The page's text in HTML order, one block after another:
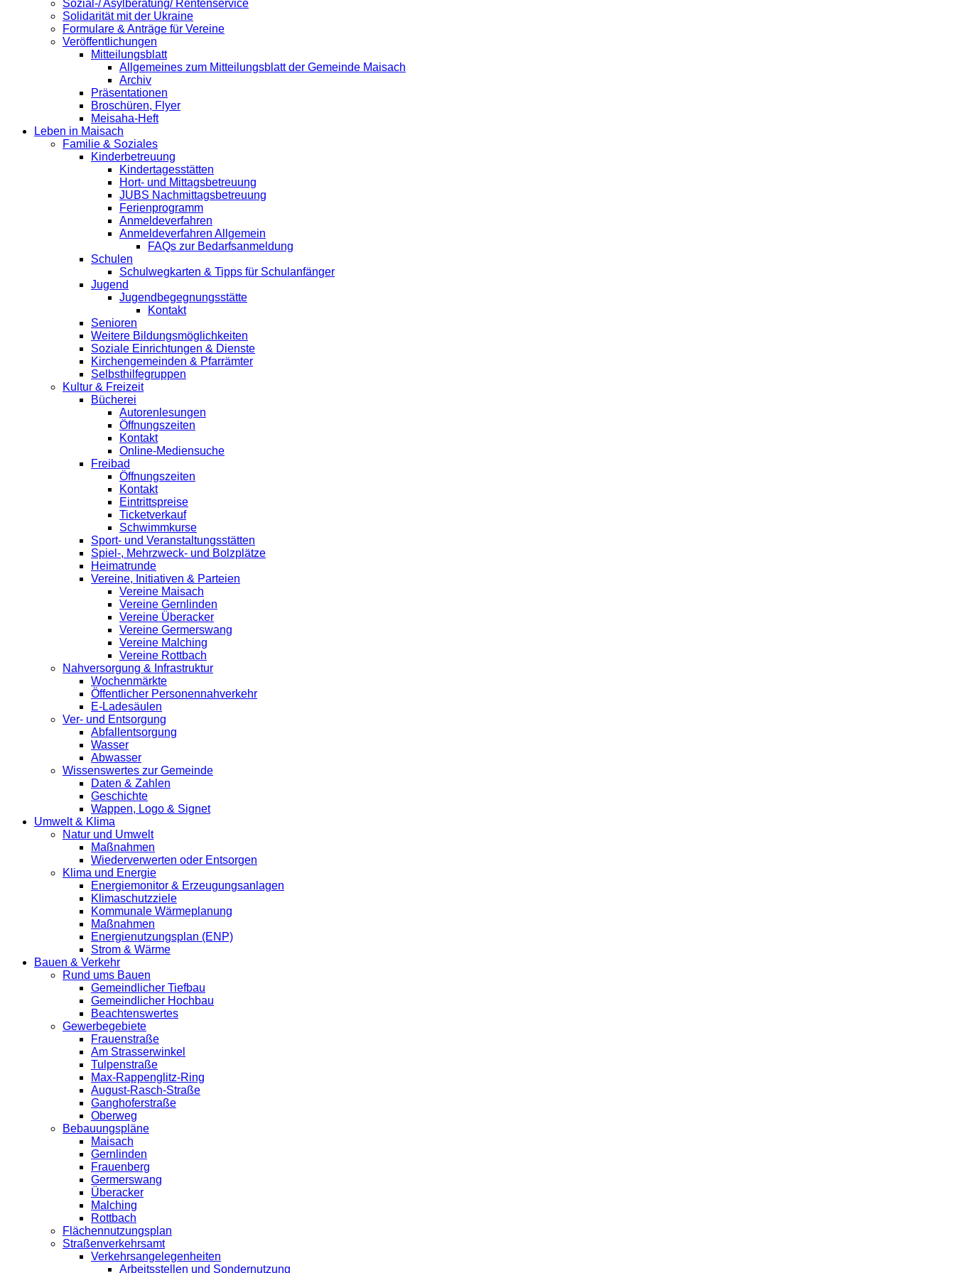
Sozial-/ Asylberatung/ Rentenservice
Solidarität mit der Ukraine
Formulare & Anträge für Vereine
Veröffentlichungen
Mitteilungsblatt
Allgemeines zum Mitteilungsblatt der Gemeinde Maisach
Archiv
Präsentationen
Broschüren, Flyer
Meisaha-Heft
Leben in Maisach
Familie & Soziales
Kinderbetreuung
Kindertagesstätten
Hort- und Mittagsbetreuung
JUBS Nachmittagsbetreuung
Ferienprogramm
Anmeldeverfahren
Anmeldeverfahren Allgemein
FAQs zur Bedarfsanmeldung
Schulen
Schulwegkarten & Tipps für Schulanfänger
Jugend
Jugendbegegnungsstätte
Kontakt
Senioren
Weitere Bildungsmöglichkeiten
Soziale Einrichtungen & Dienste
Kirchengemeinden & Pfarrämter
Selbsthilfegruppen
Kultur & Freizeit
Bücherei
Autorenlesungen
Öffnungszeiten
Kontakt
Online-Mediensuche
Freibad
Öffnungszeiten
Kontakt
Eintrittspreise
Ticketverkauf
Schwimmkurse
Sport- und Veranstaltungsstätten
Spiel-, Mehrzweck- und Bolzplätze
Heimatrunde
Vereine, Initiativen & Parteien
Vereine Maisach
Vereine Gernlinden
Vereine Überacker
Vereine Germerswang
Vereine Malching
Vereine Rottbach
Nahversorgung & Infrastruktur
Wochenmärkte
Öffentlicher Personennahverkehr
E-Ladesäulen
Ver- und Entsorgung
Abfallentsorgung
Wasser
Abwasser
Wissenswertes zur Gemeinde
Daten & Zahlen
Geschichte
Wappen, Logo & Signet
Umwelt & Klima
Natur und Umwelt
Maßnahmen
Wiederverwerten oder Entsorgen
Klima und Energie
Energiemonitor & Erzeugungsanlagen
Klimaschutzziele
Kommunale Wärmeplanung
Maßnahmen
Energienutzungsplan (ENP)
Strom & Wärme
Bauen & Verkehr
Rund ums Bauen
Gemeindlicher Tiefbau
Gemeindlicher Hochbau
Beachtenswertes
Gewerbegebiete
Frauenstraße
Am Strasserwinkel
Tulpenstraße
Max-Rappenglitz-Ring
August-Rasch-Straße
Ganghoferstraße
Oberweg
Bebauungspläne
Maisach
Gernlinden
Frauenberg
Germerswang
Überacker
Malching
Rottbach
Flächennutzungsplan
Straßenverkehrsamt
Verkehrsangelegenheiten
Arbeitsstellen und Sondernutzung